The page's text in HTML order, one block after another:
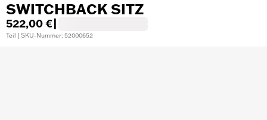
SWITCHBACK SITZ
522,00 €
Teil | SKU-Nummer: 52000652